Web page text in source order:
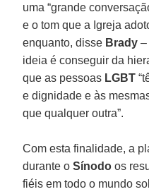
uma “grande
e o tom que a Igreja
enquanto, disse Brady –
ideia é conseguir da
que as pessoas LGBT
e dignidade e às
que qualquer outra”.
Com esta finalidade, a
durante oSínodo os
fiéis em todo o mundo